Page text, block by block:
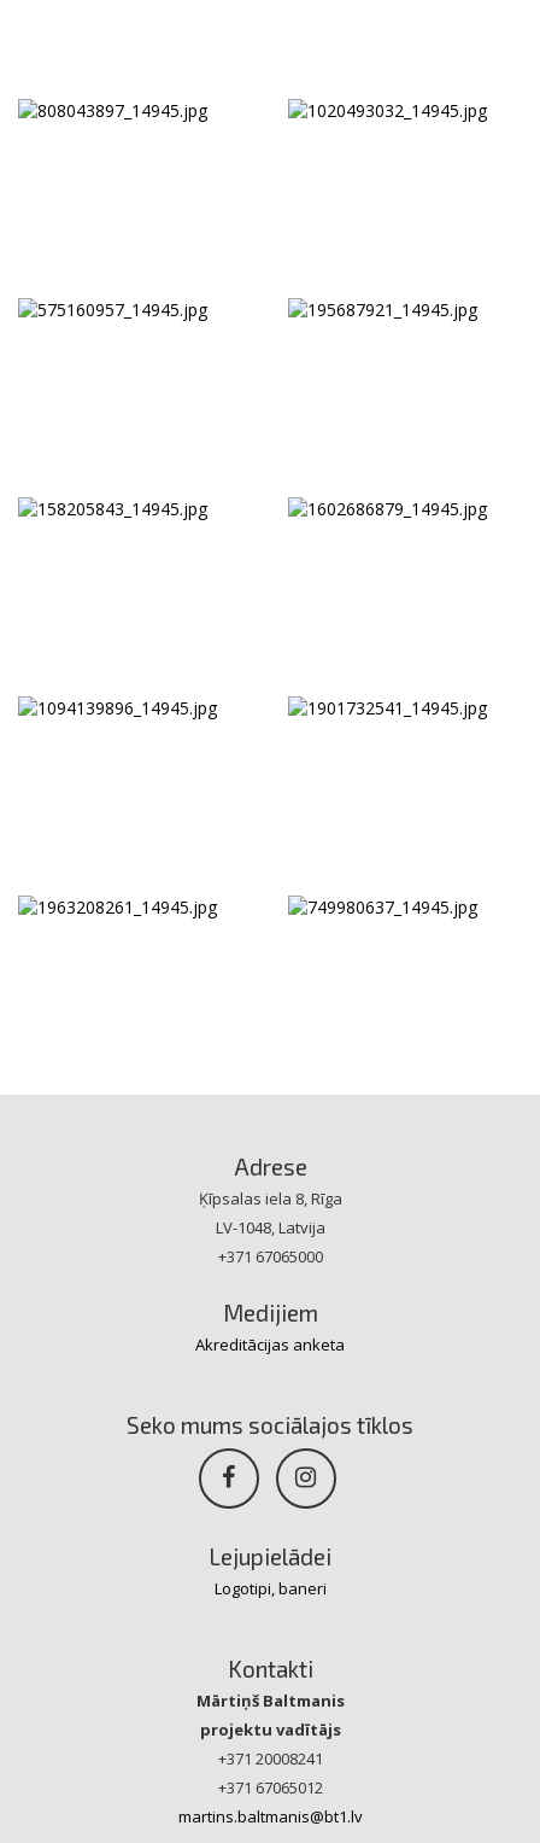
Adrese
Ķīpsalas iela 8, Rīga
LV-1048, Latvija
+371 67065000
Medijiem
Akreditācijas anketa
Seko mums sociālajos tīklos
Lejupielādei
Logotipi, baneri
Kontakti
Mārtiņš Baltmanis
projektu vadītājs
+371 20008241
+371 67065012
martins.baltmanis@bt1.lv